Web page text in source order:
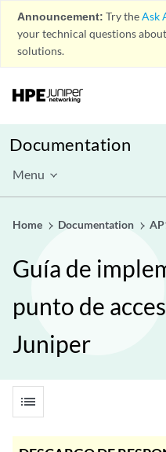
Announcement: Try theAsk
your technical questions
solutions.
Documentation
Menu
Home Documentation
Guía de
punto de
Juniper
list